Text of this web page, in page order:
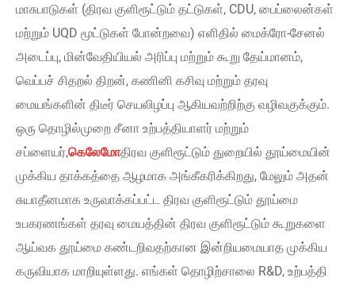
மாசுபாடுகள் (திரவ குளிரூட்டும் தட்டுகள், CDU, பைப்லைன்கள்
மற்றும் UQD மூட்டுகள் போன்றவை) எளிதில் மைக்ரோ-சேனல்
அடைப்பு, மின்வேதியியல் அரிப்பு மற்றும் கூறு தேய்மானம்,
வெப்பச் சிதறல் திறன், கணினி கசிவு மற்றும் தரவு
மையங்களின் திடீர் செயலிழப்பு ஆகியவற்றிற்கு வழிவகுக்கும்.
ஒரு தொழில்முறை சீனா உற்பத்தியாளர் மற்றும்
சப்ளையர்,கெலேமோதிரவ குளிரூட்டும் துறையில் தூய்மையின்
முக்கிய தாக்கத்தை ஆழமாக அங்கீகரிக்கிறது, மேலும் அதன்
சுயாதீனமாக உருவாக்கப்பட்ட திரவ குளிரூட்டும் தூய்மை
உபகரணங்கள் தரவு மையத்தின் திரவ குளிரூட்டும் கூறுகளை
ஆய்வக தூய்மை கண்டறிவதற்கான இன்றியமையாத முக்கிய
கருவியாக மாறியுள்ளது. எங்கள் தொழிற்சாலை R&D, உற்பத்தி